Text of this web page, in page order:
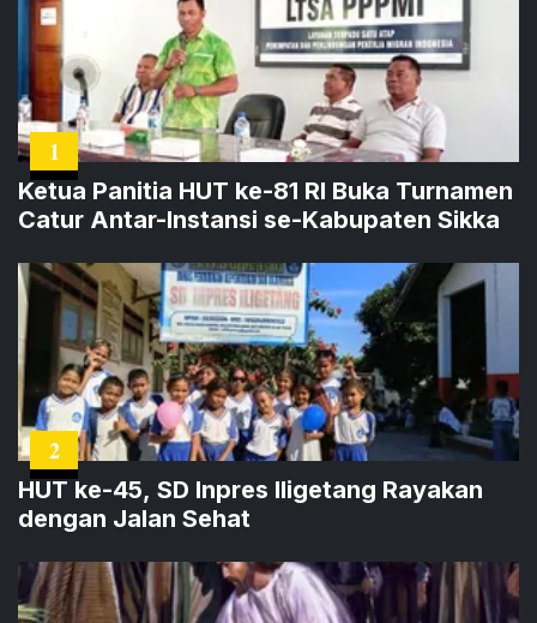
1
Ketua Panitia HUT ke-81 RI Buka Turnamen
Catur Antar-Instansi se-Kabupaten Sikka
2
HUT ke-45, SD Inpres Iligetang Rayakan
dengan Jalan Sehat